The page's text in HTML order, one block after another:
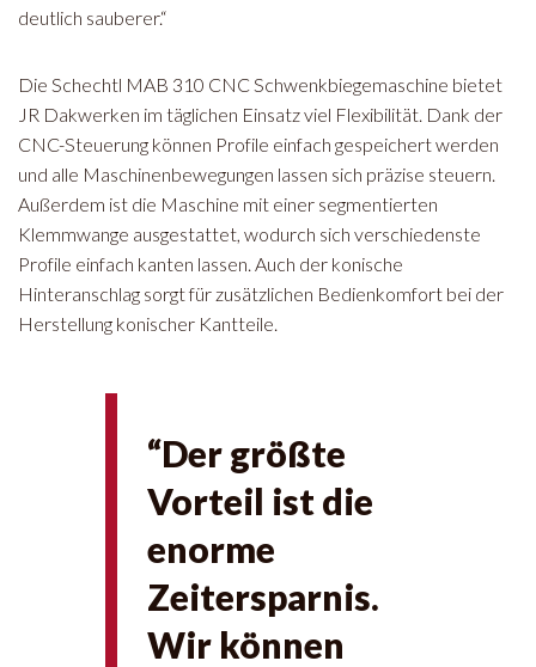
deutlich sauberer.“
Die Schechtl MAB 310 CNC Schwenkbiegemaschine bietet
JR Dakwerken im täglichen Einsatz viel Flexibilität. Dank der
CNC-Steuerung können Profile einfach gespeichert werden
und alle Maschinenbewegungen lassen sich präzise steuern.
Außerdem ist die Maschine mit einer segmentierten
Klemmwange ausgestattet, wodurch sich verschiedenste
Profile einfach kanten lassen. Auch der konische
Hinteranschlag sorgt für zusätzlichen Bedienkomfort bei der
Herstellung konischer Kantteile.
“Der größte
Vorteil ist die
enorme
Zeitersparnis.
Wir können